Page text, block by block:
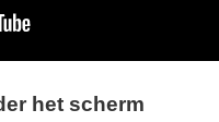
het scherm